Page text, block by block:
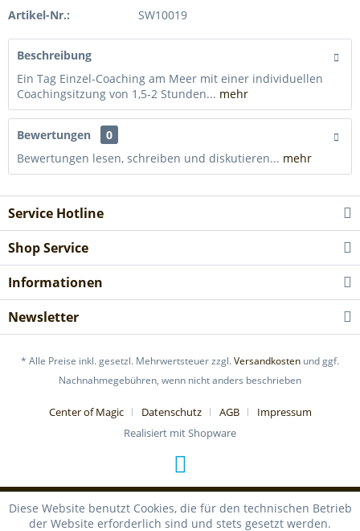
Artikel-Nr.: SW10019
Beschreibung
Ein Tag Einzel-Coaching am Meer mit einer individuellen
Coachingsitzung von 1,5-2 Stunden... mehr
Bewertungen
0
Bewertungen lesen, schreiben und diskutieren... mehr
Service Hotline
Shop Service
Informationen
Newsletter
* Alle Preise inkl. gesetzl. Mehrwertsteuer zzgl.Versandkosten und ggf.
Nachnahmegebühren, wenn nicht anders beschrieben
Center of Magic Datenschutz AGB
Impressum
Realisiert mit Shopware
Diese Website benutzt Cookies, die für den technischen Betrieb
der Website erforderlich sind und stets gesetzt werden.